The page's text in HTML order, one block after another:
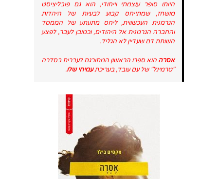
היותו סופר עוצמתי וייחודי, הוא גם פובליציסט
מושחז, שמתייחס קבוע לבעיות של היהדות
הגרמנית העכשווית, ליחס מתעתע של הממסד
והחברה הגרמנית אל היהודים, וכמובן לעבר, לפצע
השותת דם שעדיין לא הגליד.
אסרה הוא ספרו הראשון המתורגם לעברית בסדרה
"טרמינל" של עם עובד, בעריכתעמיחי שלו.